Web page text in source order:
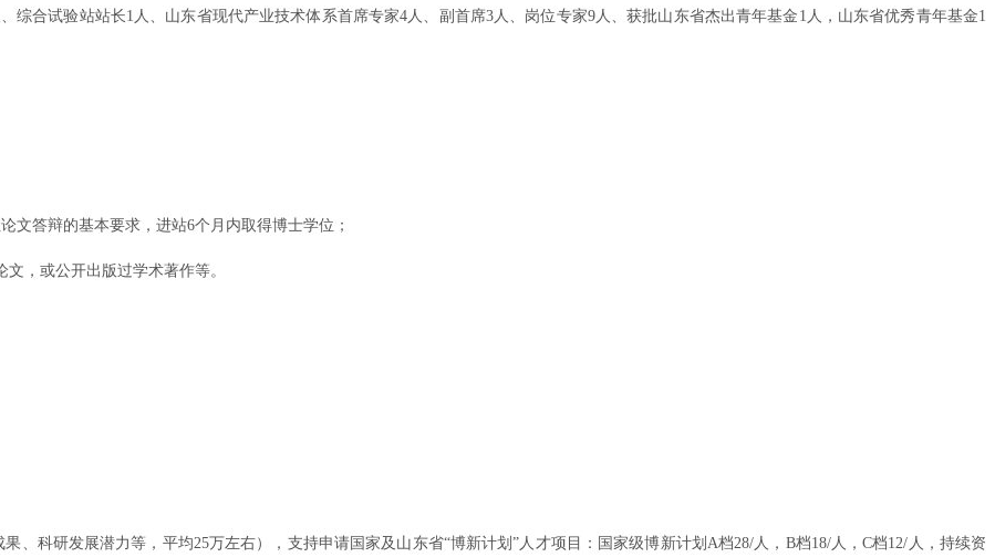
综合试验站站长1人、山东省现代产业技术体系首席专家4人、副首席3人、岗位专家9人、获批山东省杰出青年基金1人，山东省优秀青年基金1
文答辩的基本要求，进站6个月内取得博士学位；
，或公开出版过学术著作等。
、科研发展潜力等，平均25万左右），支持申请国家及山东省“博新计划”人才项目：国家级博新计划A档28/人，B档18/人，C档12/人，持续资